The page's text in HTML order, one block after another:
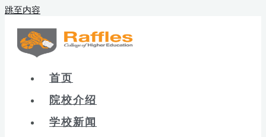
跳至内容
首页
院校介绍
学校新闻